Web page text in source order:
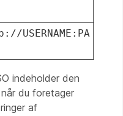
USERNAME:PA
indeholder den
du foretager
af